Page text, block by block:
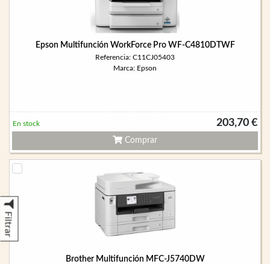
Filtrar
Epson Multifunción WorkForce Pro WF-C4810DTWF
Referencia: C11CJ05403
Marca: Epson
203,70 €
En stock
Comprar
Brother Multifunción MFC-J5740DW